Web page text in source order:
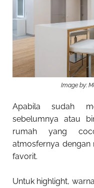
Image by:
Apabila sudah
sebelumnya atau
rumah yang
atmosfernya dengan
favorit.
Untuk highlight,